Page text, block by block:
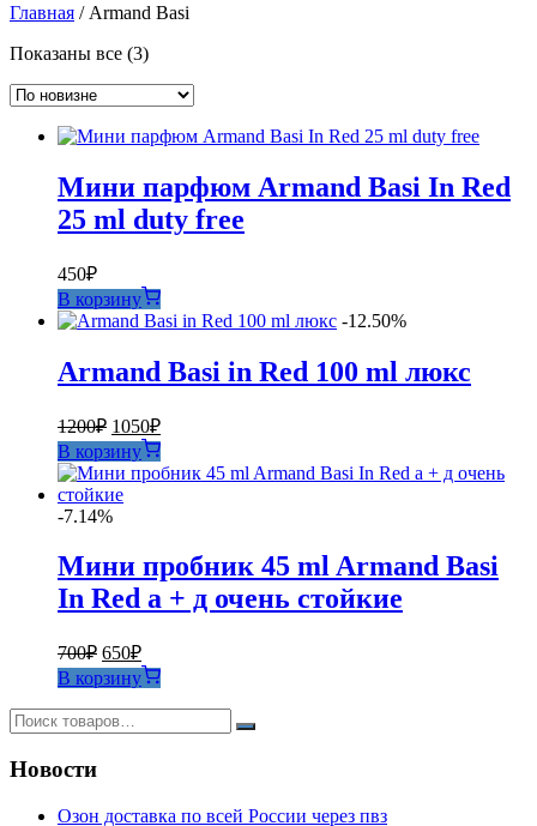
Главная / Armand Basi
Показаны все (3)Сортировка:
недавние
Мини парфюм Armand Basi In Red
25 ml duty free
450₽
В корзину
-12.50%
Armand Basi in Red 100 ml люкс
1200₽ Первоначальная
цена
составляла
1200₽.
1050₽Текущая
цена:
1050₽.
В корзину
-7.14%
Мини пробник 45 ml Armand Basi
In Red а + д очень стойкие
700₽ Первоначальная
цена
составляла
700₽.
650₽Текущая
цена:
650₽.
В корзину
Новости
Озон доставка по всей России через пвз